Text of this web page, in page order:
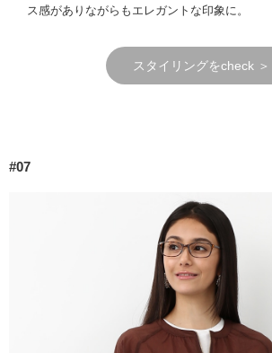
ス感がありながらもエレガントな印象に。
スタイリングをcheck ＞
#07